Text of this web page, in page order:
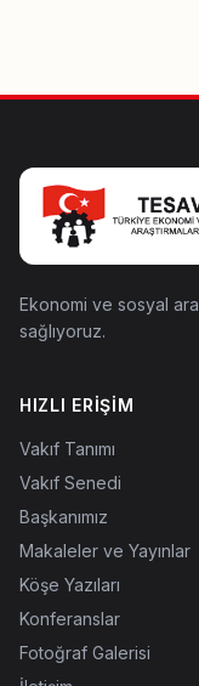
Ekonomi ve sosyal
sağlıyoruz.
HIZLI ERIŞIM
Vakıf Tanımı
Vakıf Senedi
Başkanımız
Makaleler ve Yayınlar
Köşe Yazıları
Konferanslar
Fotoğraf Galerisi